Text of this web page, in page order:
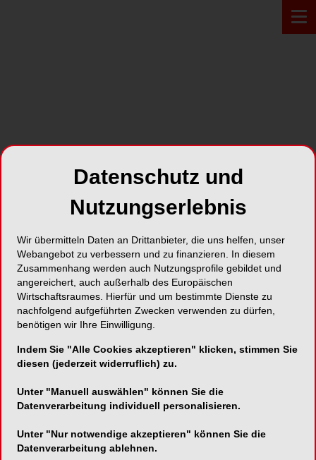
ONLINE 10.06.2026
Lappenplastiken und ihre
Besonderheiten bei der
Abrechnung
Anmelden
Jetzt anmelden
Datenschutz und
Nutzungserlebnis
Wir übermitteln Daten an Drittanbieter, die uns helfen, unser
Webangebot zu verbessern und zu finanzieren. In diesem
Zusammenhang werden auch Nutzungsprofile gebildet und
angereichert, auch außerhalb des Europäischen
Wirtschaftsraumes. Hierfür und um bestimmte Dienste zu
nachfolgend aufgeführten Zwecken verwenden zu dürfen,
benötigen wir Ihre Einwilligung.
Indem Sie "Alle Cookies akzeptieren" klicken, stimmen Sie
diesen (jederzeit widerruflich) zu.
Unter "Manuell auswählen" können Sie die
Datenverarbeitung individuell personalisieren.
Unter "Nur notwendige akzeptieren" können Sie die
Datenverarbeitung ablehnen.